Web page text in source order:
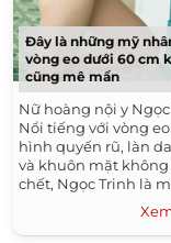
Đây là những mỹ
vòng eo dưới 60 cm
cũng mê mẩn
Nữ hoàng nội y
Nổi tiếng với vòng
hình quyến rũ, làn
và khuôn mặt không
chết, Ngọc Trinh là
những mỹ nhân
tiếng trong showbiz